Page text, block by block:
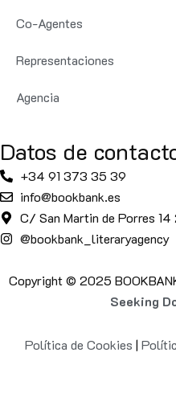
Co-Agentes
Representaciones
Agencia
Datos de
+34 91 373 35 39
info@bookbank.es
C/ San Martin de Porres
@bookbank_literaryagency
Copyright © 2025
Seeking
Política de Cookies |